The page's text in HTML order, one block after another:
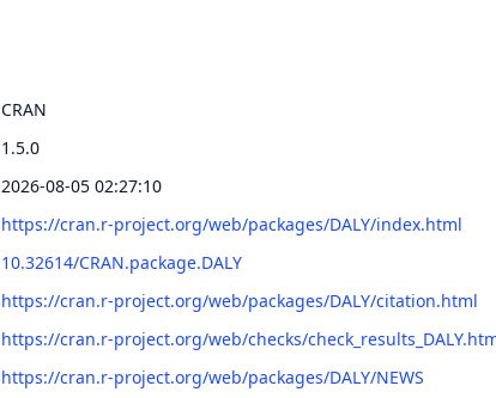
CRAN
1.5.0
2026-08-05 02:27:10
https://cran.r-project.org/web/packages/DALY/index.html
10.32614/CRAN.package.DALY
https://cran.r-project.org/web/packages/DALY/citation.html
https://cran.r-project.org/web/checks/
https://cran.r-project.org/web/packages/DALY/NEWS